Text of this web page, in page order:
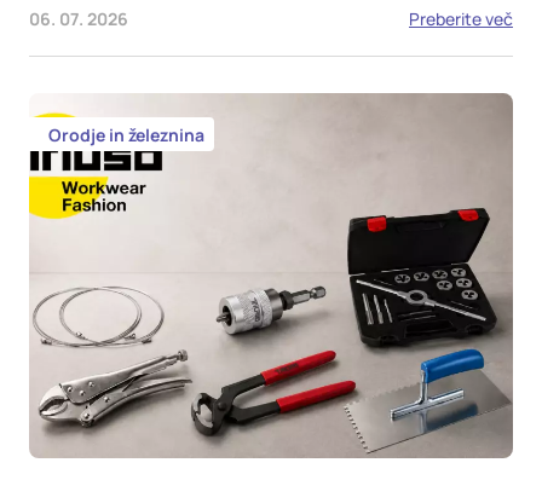
06. 07. 2026 Preberite več
Orodje in železnina